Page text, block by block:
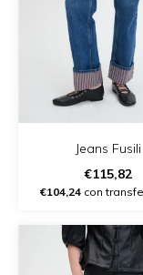
Jeans Fusili
€115,82
€104,24con